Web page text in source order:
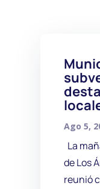
Ago 5,
La
de Los
reunió